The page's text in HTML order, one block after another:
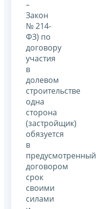
–
Закон
№ 214-
ФЗ) по
договору
участия
в
долевом
строительстве
одна
сторона
(застройщик)
обязуется
в
предусмотренный
договором
срок
своими
силами